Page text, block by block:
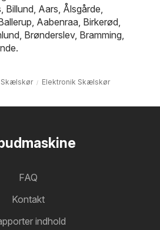
, Billund, Aars, Ålsgårde,
, Aabenraa, Birkerød,
, Brønderslev, Bramming,
.
Elektronik Skælskør
FAQ
Kontakt
indhold